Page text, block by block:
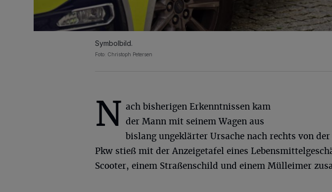
Symbolbild.
Foto: Christoph Petersen
N ach bisherigen Erkenntnissen kam
der Mann mit seinem Wagen aus
bislang ungeklärter Ursache nach rechts von
Pkw stieß mit der Anzeigetafel eines
Scooter, einem Straßenschild und einem Mülleimer